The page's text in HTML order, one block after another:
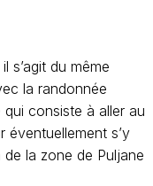
s’agit du même
la randonnée
consiste à aller au
s’y
la zone de Puljane